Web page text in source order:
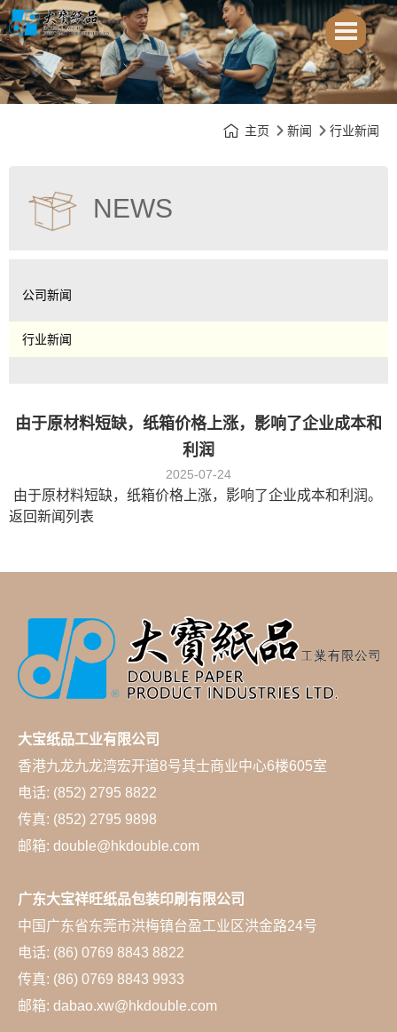
主页 新闻 行业新闻
NEWS
公司新闻
行业新闻
由于原材料短缺，纸箱价格上涨，影响了企业成本和
利润
2025-07-24
由于原材料短缺，纸箱价格上涨，影响了企业成本和利润。
返回新闻列表
大宝纸品工业有限公司
香港九龙九龙湾宏开道8号其士商业中心6楼605室
电话: (852) 2795 8822
传真: (852) 2795 9898
邮箱: double@hkdouble.com
广东大宝祥旺纸品包装印刷有限公司
中国广东省东莞市洪梅镇台盈工业区洪金路24号
电话: (86) 0769 8843 8822
传真: (86) 0769 8843 9933
邮箱: dabao.xw@hkdouble.com